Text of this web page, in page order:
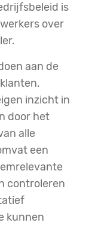
is
over
aan de
inzicht in
door het
alle
een
controleren
kunnen